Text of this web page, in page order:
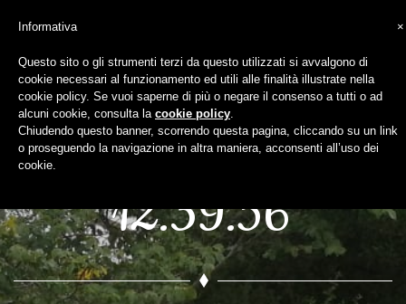
WhatsApp Image
2020-11-03 at
12.39.56
×
Informativa
Questo sito o gli strumenti terzi da questo utilizzati si avvalgono di
cookie necessari al funzionamento ed utili alle finalità illustrate nella
cookie policy. Se vuoi saperne di più o negare il consenso a tutti o ad
alcuni cookie, consulta la cookie policy
Chiudendo questo banner, scorrendo questa pagina, cliccando su un link
o proseguendo la navigazione in altra maniera, acconsenti all’uso dei
cookie.